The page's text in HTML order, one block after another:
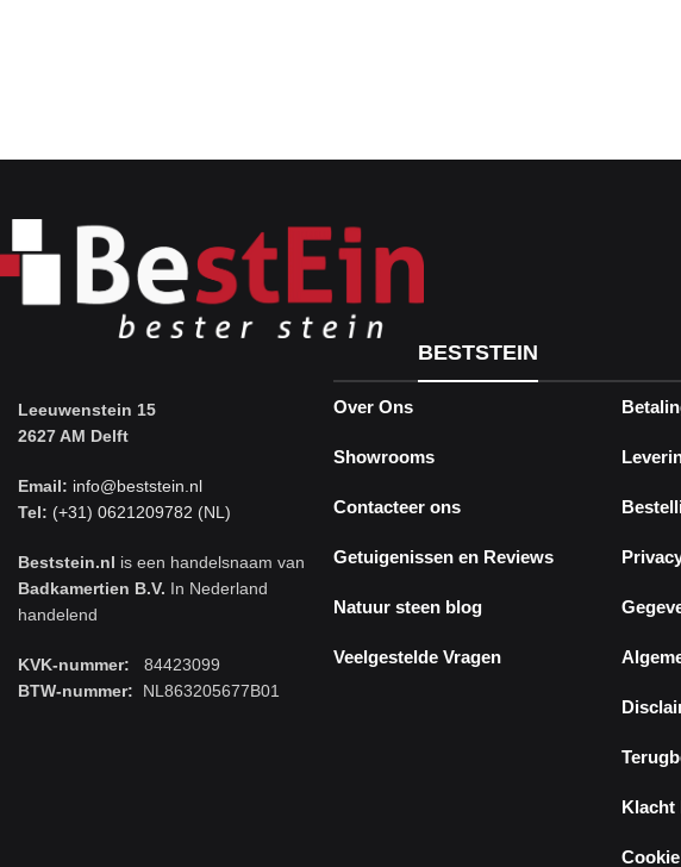
Leeuwenstein 15
2627 AM Delft
Email: info@beststein.nl
Tel: (+31) 0621209782 (NL)
Beststein.nl is een handelsnaam van
Badkamertien B.V. In Nederland
handelend
KVK-nummer: 84423099
BTW-nummer: NL863205677B01
BESTSTEIN
Over Ons
Showrooms
Contacteer ons
Getuigenissen en Reviews
Natuur steen blog
Veelgestelde Vragen
Klacht